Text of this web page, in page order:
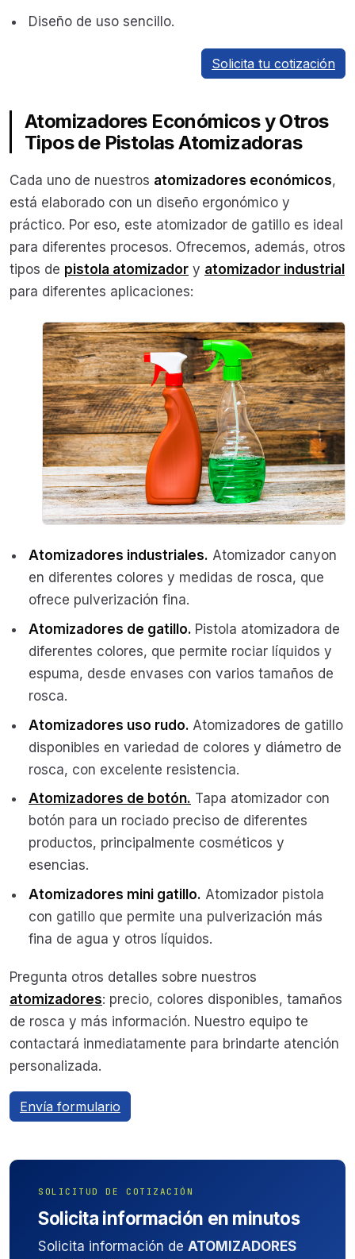
Diseño de uso sencillo.
Solicita tu cotización
Atomizadores Económicos y Otros
Tipos de Pistolas Atomizadoras
Cada uno de nuestros atomizadores económicos,
está elaborado con un diseño ergonómico y
práctico. Por eso, este atomizador de gatillo es ideal
para diferentes procesos. Ofrecemos, además, otros
tipos de pistola atomizador y atomizador industrial
para diferentes aplicaciones:
Atomizadores industriales. Atomizador canyon
en diferentes colores y medidas de rosca, que
ofrece pulverización fina.
Atomizadores de gatillo. Pistola atomizadora de
diferentes colores, que permite rociar líquidos y
espuma, desde envases con varios tamaños de
rosca.
Atomizadores uso rudo. Atomizadores de gatillo
disponibles en variedad de colores y diámetro de
rosca, con excelente resistencia.
Atomizadores de botón. Tapa atomizador con
botón para un rociado preciso de diferentes
productos, principalmente cosméticos y
esencias.
Atomizadores mini gatillo. Atomizador pistola
con gatillo que permite una pulverización más
fina de agua y otros líquidos.
Pregunta otros detalles sobre nuestros
atomizadores: precio, colores disponibles, tamaños
de rosca y más información. Nuestro equipo te
contactará inmediatamente para brindarte atención
personalizada.
Envía formulario
SOLICITUD DE COTIZACIÓN
Solicita información en minutos
Solicita información de ATOMIZADORES